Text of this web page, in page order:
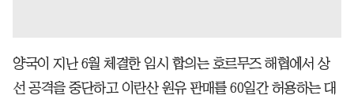
양국이 지난 6월 체결한 임시 합의는 호르무즈 해협에서 상
선 공격을 중단하고 이란산 원유 판매를 60일간 허용하는 대